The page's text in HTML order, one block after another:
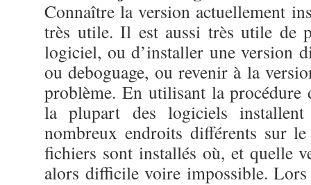
Connaître la version actuellement
très utile. Il est aussi très utile de
logiciel, ou d’installer une version
ou deboguage, ou revenir à la
problème. En utilisant la procédure
la plupart des logiciels
nombreux endroits différents sur
fichiers sont installés où, et quelle
alors difficile voire impossible. Lors